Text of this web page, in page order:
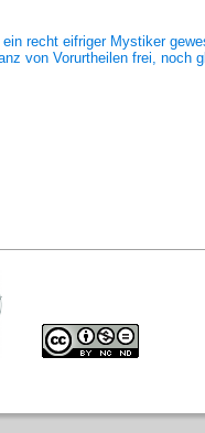
recht eifriger Mystiker
von Vorurtheilen frei, noch